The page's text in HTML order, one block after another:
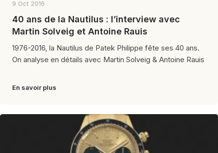
9 Oct 2016
40 ans de la Nautilus : l’interview avec
Martin Solveig et Antoine Rauis
1976-2016, la Nautilus de Patek Philippe fête ses 40 ans.
On analyse en détails avec Martin Solveig & Antoine Rauis
En savoir plus